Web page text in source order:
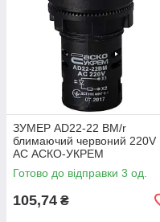
ЗУМЕР AD22-22 BM/r
блимаючий червоний 220V
АC АСКО-УКРЕМ
A0140030159
Готово до відправки 3 од.
105,74 ₴